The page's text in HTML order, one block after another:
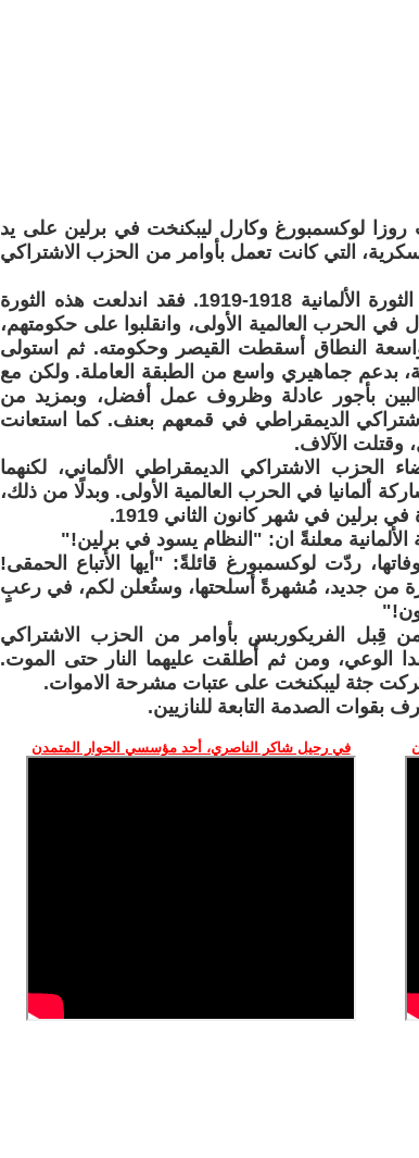
الثاني/يناير 1919، اغتيلت روزا لوكسمبورغ وكارل ليبكنخت في برلين على يد
التي كانت تعمل بأوامر من الحزب الاشتراكي
لعبت لوكسمبورغ وليبكنخت دورًا هامًا في الثورة الألمانية 1918-1919. فقد اندلعت هذه الثورة
الحرب العالمية الأولى، وانقلبوا على حكومتهم،
النطاق أسقطت القيصر وحكومته. ثم استولى
بدعم جماهيري واسع من الطبقة العاملة. ولكن مع
بأجور عادلة وظروف عمل أفضل، وبمزيد من
الديمقراطي في قمعهم بعنف. كما استعانت
وقتلت الآلاف.
الاشتراكي الديمقراطي الألماني، لكنهما
ألمانيا في الحرب العالمية الأولى. وبدلًا من ذلك،
برلين في شهر كانون الثاني 1919.
معلنةً ان: "النظام يسود في برلين!"
ردّت لوكسمبورغ قائلةً: "أيها الأتباع الحمقى!
من جديد، مُشهرةً أسلحتها، وستُعلن لكم، في رعبٍ
قِبل الفريكوربس بأوامر من الحزب الاشتراكي
الوعي، ومن ثم أُطلقت عليهما النار حتى الموت.
تُركت جثة ليبكنخت على عتبات مشرحة الاموات.
الصدمة التابعة للنازيين.
في رحيل شاكر الناصري، أحد مؤسسي الحوار المتمدن